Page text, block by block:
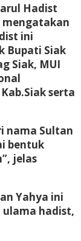
Hadist
mengatakan
ini
Bupati Siak
Siak, MUI
serta
nama Sultan
bentuk
jelas
Yahya ini
hadist,